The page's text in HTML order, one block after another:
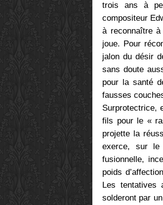
trois ans à
compositeur
à reconnaître
joue. Pour
jalon du désir
sans doute
pour la santé
fausses
Surprotectrice,
fils pour le «
projette la
exerce, sur le
fusionnelle,
poids
Les tentatives
solderont par